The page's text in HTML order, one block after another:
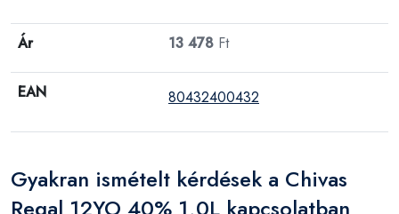
Ár 13 478 Ft
EAN 80432400432
Gyakran ismételt kérdések a Chivas